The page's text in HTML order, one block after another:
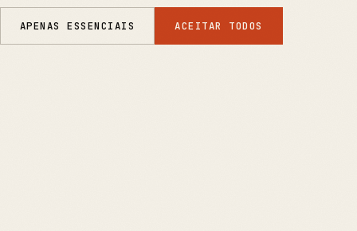
APENAS ESSENCIAIS ACEITAR TODOS